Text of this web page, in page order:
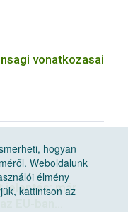
vonatkozasai
jelentés: már
EU-ban
hogyan
Weboldalunk
élmény
kattintson az